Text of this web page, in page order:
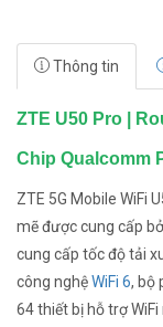
Thông tin
ZTE U50 Pro |
Chip Qualcomm
ZTE 5G Mobile WiFi
mẽ được cung cấp
cung cấp tốc độ tải
công nghệWiFi 6, bộ
64 thiết bị hỗ trợ